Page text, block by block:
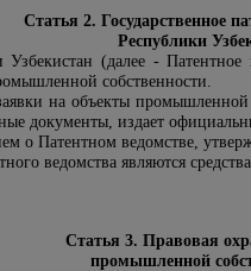
Статья 2. Государственное
Республики
Узбекистан (далее -
собственности.
на объекты
документы, издает
о Патентном ведомстве,
ведомства являются
Статья 3. Правовая
промышленной